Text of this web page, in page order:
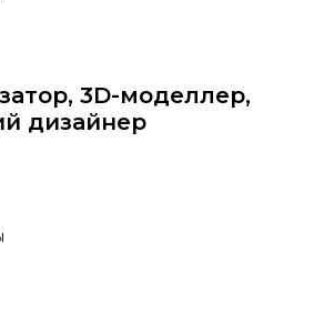
3D-моделлер,
дизайнер